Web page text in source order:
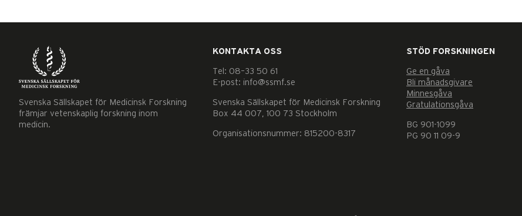
Svenska Sällskapet för Medicinsk Forskning
främjar vetenskaplig forskning inom
medicin.
KONTAKTA OSS
Tel: 08–33 50 61
E-post: info@ssmf.se
Svenska Sällskapet för Medicinsk Forskning
Box 44 007, 100 73 Stockholm
Organisationsnummer: 815200-8317
STÖD FORSKNINGEN
Ge en gåva
Bli månadsgivare
Minnesgåva
Gratulationsgåva
BG 901-1099
PG 90 11 09-9
Nödvändiga
Dessa kakor
välja bort. De
behövs för